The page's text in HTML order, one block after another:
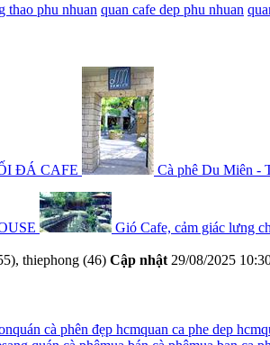
thao phu nhuan quan cafe dep phu nhuan
ĐÁ CAFE Cà phê Du Miên -
Gió Cafe, cảm giác lưng
thiephong (46) Cập nhật 29/08/2025
quán cà phên đẹp hcmquan ca phe dep hcm